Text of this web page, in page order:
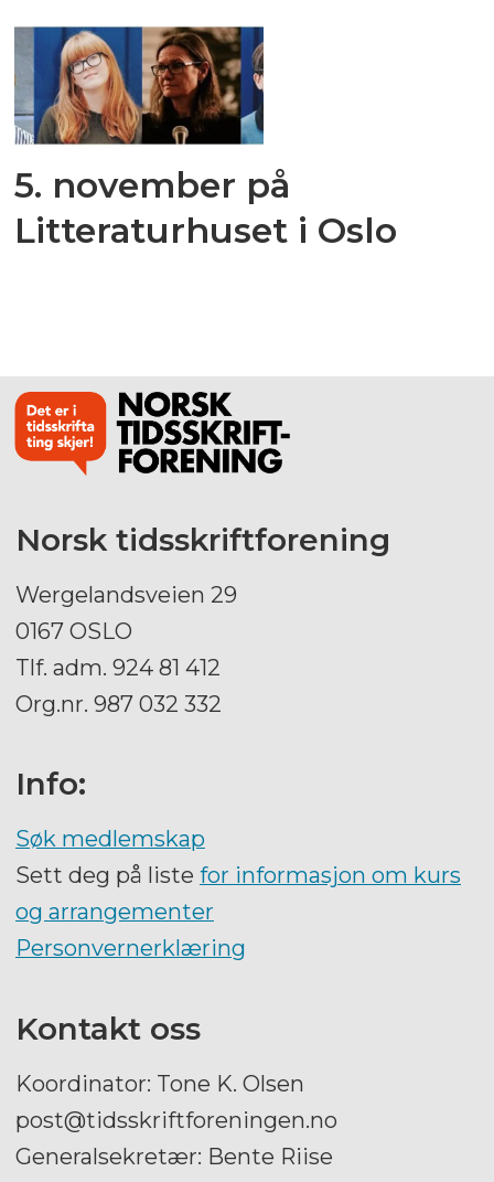
5. november på
Litteraturhuset i Oslo
Norsk tidsskriftforening
Wergelandsveien 29
0167 OSLO
Tlf. adm. 924 81 412
Org.nr. 987 032 332
Info:
Søk medlemskap
Sett deg på liste for informasjon om kurs
og arrangementer
Personvernerklæring
Kontakt oss
Koordinator: Tone K. Olsen
post@tidsskriftforeningen.no
Generalsekretær: Bente Riise